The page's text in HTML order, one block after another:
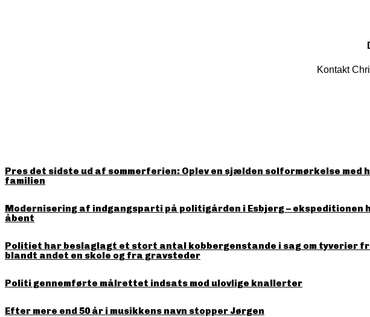
Kontakt
Pres det sidste ud af sommerferien: Oplev en sjælden solformørkelse med
familien
Modernisering af indgangsparti på politigården i Esbjerg – ekspeditionen
åbent
Politiet har beslaglagt et stort antal kobbergenstande i sag om tyverier
blandt andet en skole og fra gravsteder
Politi gennemførte målrettet indsats mod ulovlige knallerter
Efter mere end 50 år i musikkens navn stopper Jørgen